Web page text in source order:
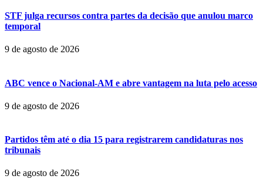
STF julga recursos contra partes da decisão que anulou marco
temporal
9 de agosto de 2026
ABC vence o Nacional-AM e abre vantagem na luta pelo acesso
9 de agosto de 2026
Partidos têm até o dia 15 para registrarem candidaturas nos
tribunais
9 de agosto de 2026